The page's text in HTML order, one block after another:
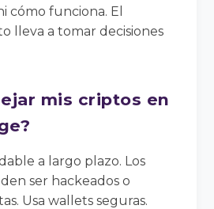
cómo funciona. El
lleva a tomar decisiones
mis criptos en
a largo plazo. Los
ser hackeados o
Usa wallets seguras.